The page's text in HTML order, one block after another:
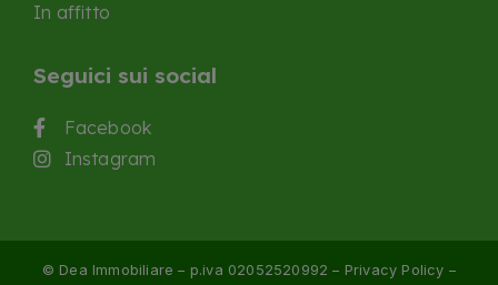
In affitto
Seguici sui social
Facebook
Instagram
© Dea Immobiliare – p.iva 02052520992 – Privacy Policy –